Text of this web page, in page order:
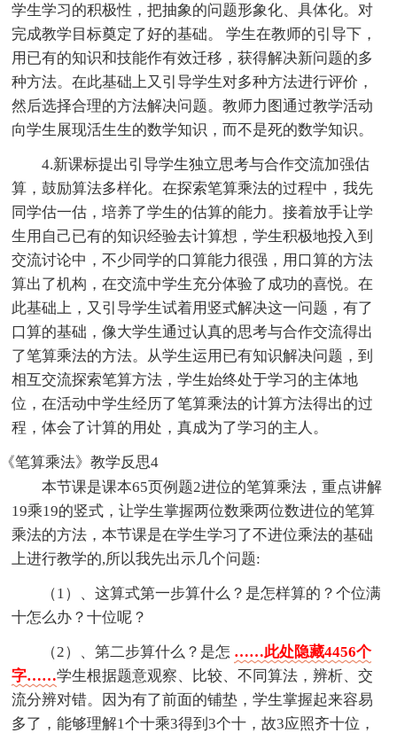
学生学习的积极性，把抽象的问题形象化、具体化。对
完成教学目标奠定了好的基础。 学生在教师的引导下，
用已有的知识和技能作有效迁移，获得解决新问题的多
种方法。在此基础上又引导学生对多种方法进行评价，
然后选择合理的方法解决问题。教师力图通过教学活动
向学生展现活生生的数学知识，而不是死的数学知识。
4.新课标提出引导学生独立思考与合作交流加强估
算，鼓励算法多样化。在探索笔算乘法的过程中，我先
同学估一估，培养了学生的估算的能力。接着放手让学
生用自己已有的知识经验去计算想，学生积极地投入到
交流讨论中，不少同学的口算能力很强，用口算的方法
算出了机构，在交流中学生充分体验了成功的喜悦。在
此基础上，又引导学生试着用竖式解决这一问题，有了
口算的基础，像大学生通过认真的思考与合作交流得出
了笔算乘法的方法。从学生运用已有知识解决问题，到
相互交流探索笔算方法，学生始终处于学习的主体地
位，在活动中学生经历了笔算乘法的计算方法得出的过
程，体会了计算的用处，真成为了学习的主人。
《笔算乘法》教学反思4
本节课是课本65页例题2进位的笔算乘法，重点讲解
19乘19的竖式，让学生掌握两位数乘两位数进位的笔算
乘法的方法，本节课是在学生学习了不进位乘法的基础
上进行教学的,所以我先出示几个问题:
（1）、这算式第一步算什么？是怎样算的？个位满
十怎么办？十位呢？
（2）、第二步算什么？是怎 ……此处隐藏4456个
字……学生根据题意观察、比较、不同算法，辨析、交
流分辨对错。因为有了前面的铺垫，学生掌握起来容易
多了，能够理解1个十乘3得到3个十，故3应照齐十位，